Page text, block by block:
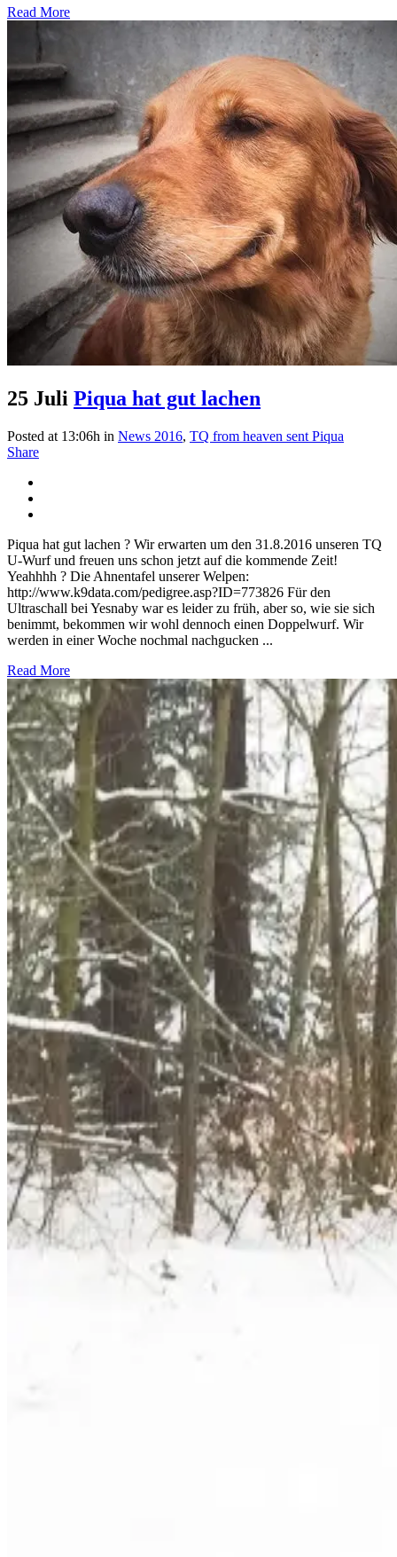
Read More
25 Juli Piqua hat gut lachen
Posted at 13:06h in News 2016, TQ from heaven sent Piqua
Share
Piqua hat gut lachen ? Wir erwarten um den 31.8.2016 unseren TQ
U-Wurf und freuen uns schon jetzt auf die kommende Zeit!
Yeahhhh ? Die Ahnentafel unserer Welpen:
http://www.k9data.com/pedigree.asp?ID=773826 Für den
Ultraschall bei Yesnaby war es leider zu früh, aber so, wie sie sich
benimmt, bekommen wir wohl dennoch einen Doppelwurf. Wir
werden in einer Woche nochmal nachgucken ...
Read More